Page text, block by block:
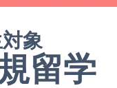
象
留学